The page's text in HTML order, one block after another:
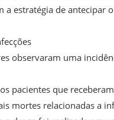
estratégia de antecipar
observaram uma
pacientes que
mortes relacionadas a